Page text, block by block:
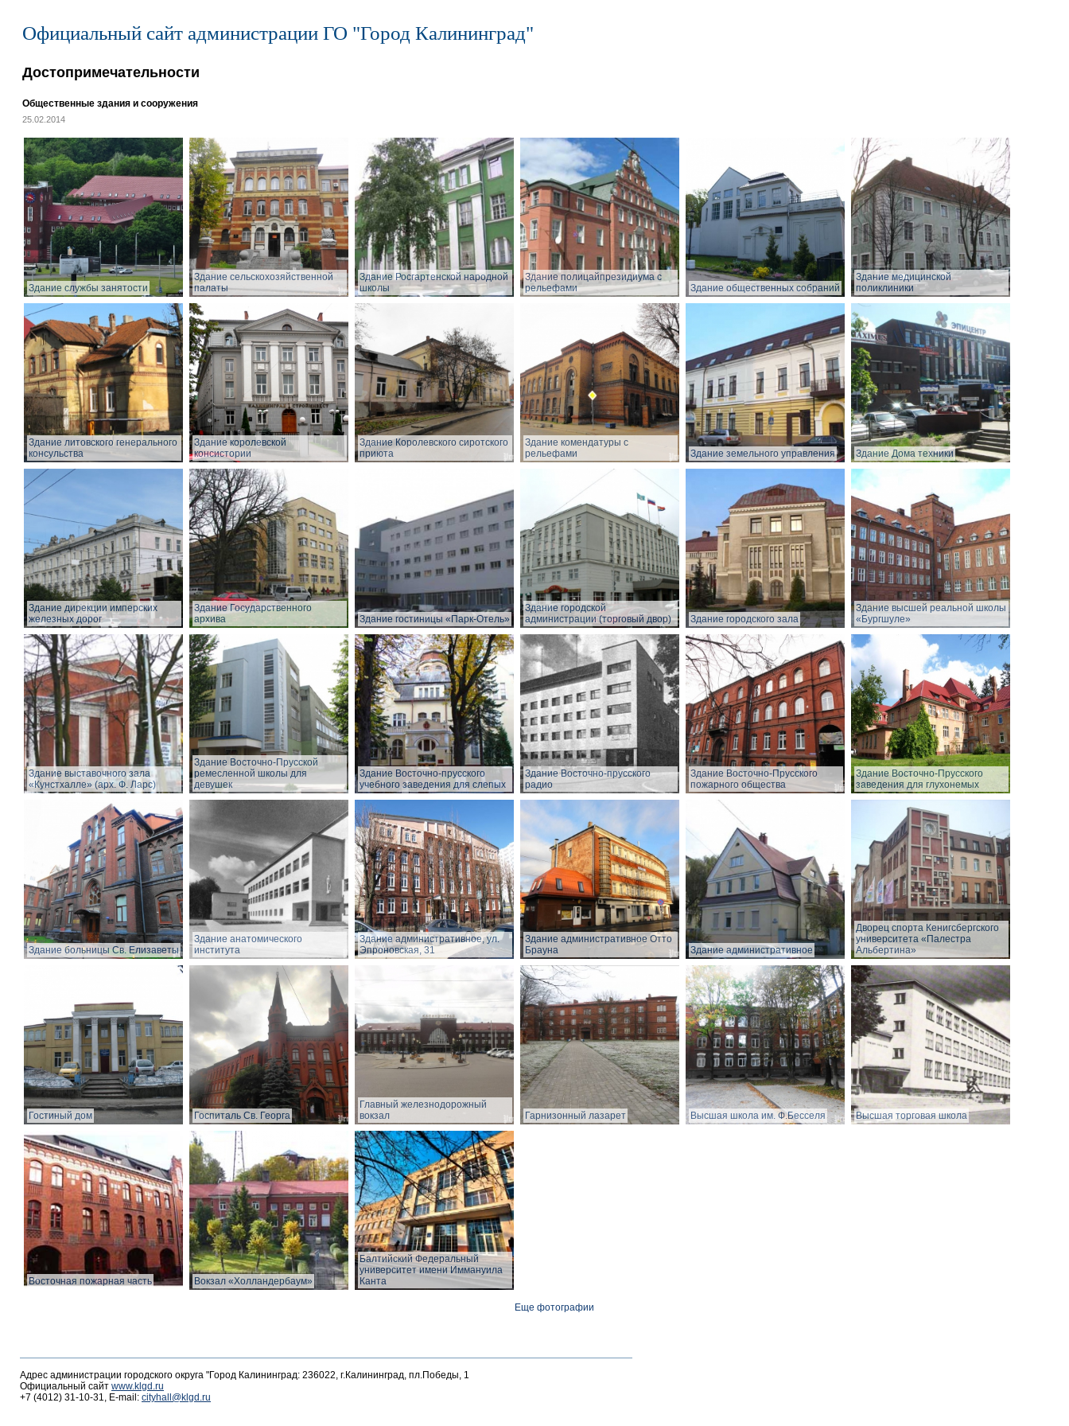
Официальный сайт администрации ГО "Город Калининград"
Достопримечательности
Общественные здания и сооружения
25.02.2014
Здание службы занятости
Здание сельскохозяйственной
палаты
Здание Росгартенской народной
школы
Здание полицайпрезидиума с
рельефами
Здание общественных собраний
Здание медицинской
поликлиники
Здание литовского генерального
консульства
Здание королевской
консистории
Здание Королевского сиротского
приюта
Здание комендатуры с
рельефами
Здание земельного управления Здание Дома техники
Здание дирекции имперских
железных дорог
Здание Государственного
архива
Здание гостиницы «Парк-Отель»
Здание городской
администрации (торговый двор)
Здание городского зала
Здание высшей реальной школы
«Бургшуле»
Здание выставочного зала
«Кунстхалле» (арх. Ф. Ларс)
Здание Восточно-Прусской
ремесленной школы для
девушек
Здание Восточно-прусского
учебного заведения для слепых
Здание Восточно-прусского
радио
Здание Восточно-Прусского
пожарного общества
Здание Восточно-Прусского
заведения для глухонемых
Здание больницы Св. Елизаветы
Здание анатомического
института
Здание административное, ул.
Эпроновская, 31
Здание административное Отто
Брауна
Здание административное
Дворец спорта Кенигсбергского
университета «Палестра
Альбертина»
Гостиный дом Госпиталь Св. Георга
Главный железнодорожный
вокзал
Гарнизонный лазарет Высшая школа им. Ф.Бесселя Высшая торговая школа
Восточная пожарная часть Вокзал «Холландербаум»
Балтийский Федеральный
университет имени Иммануила
Канта
Еще фотографии
Адрес администрации городского округа "Город Калининград: 236022, г.Калининград, пл.Победы, 1
Официальный сайт www.klgd.ru
+7 (4012) 31-10-31, E-mail: cityhall@klgd.ru